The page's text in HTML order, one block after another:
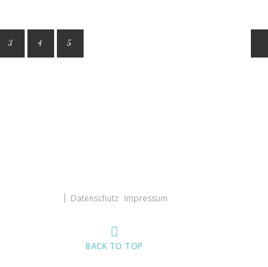
3 4 5
Datenschutz Impressum
BACK TO TOP